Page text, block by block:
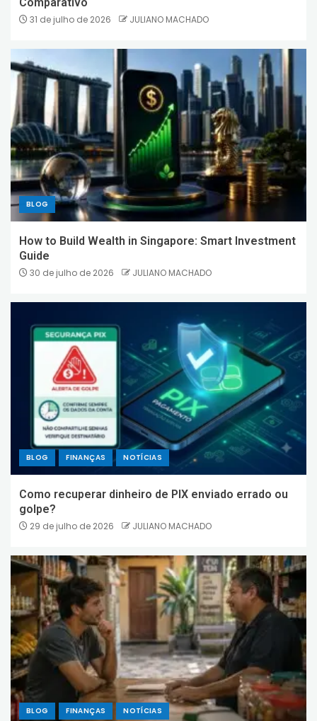
31 de julho de 2026 JULIANO MACHADO
BLOG
How to Build Wealth in Singapore: Smart Investment
Guide
30 de julho de 2026 JULIANO MACHADO
BLOG FINANÇAS NOTÍCIAS
Como recuperar dinheiro de PIX enviado errado ou
golpe?
29 de julho de 2026 JULIANO MACHADO
BLOG FINANÇAS NOTÍCIAS